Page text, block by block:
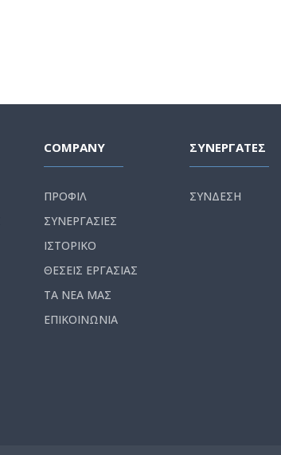
COMPANY
ΠΡΟΦΙΛ
ΣΥΝΕΡΓΑΣΙΕΣ
ΙΣΤΟΡΙΚΟ
ΘΕΣΕΙΣ ΕΡΓΑΣΙΑΣ
ΤΑ ΝΕΑ ΜΑΣ
ΕΠΙΚΟΙΝΩΝΙΑ
ΣΥΝΕΡΓΑΤΕΣ
ΣΥΝΔΕΣΗ